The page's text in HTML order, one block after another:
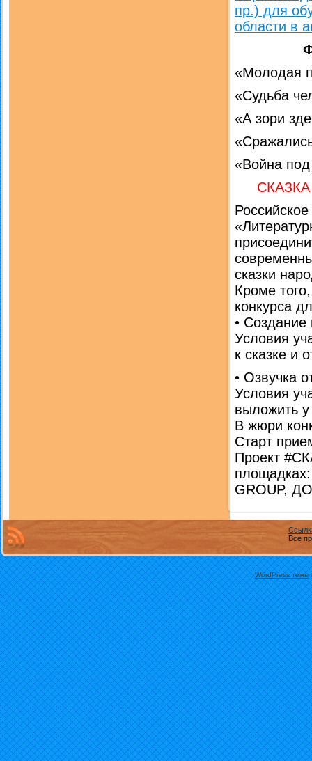
пр.) для
области в
«Молодая
«Судьба
«А зори
«Война
СКАЗКА
сказки
Кроме
конкурса
• Создание
Условия
к сказке и
• Озвучка
Условия
выложить
В жюри
Старт
Проект
GROUP,
Все
WordPress темы